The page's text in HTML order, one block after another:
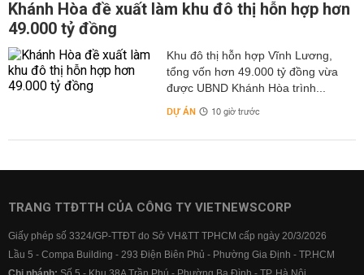
Khánh Hòa đề xuất làm khu đô thị hỗn hợp hơn
49.000 tỷ đồng
Khu đô thị hỗn hợp Vĩnh Lương,
tổng vốn hơn 49.000 tỷ đồng vừa
được UBND Khánh Hòa trình...
DỰ ÁN 10 giờ trước
TRANG TTĐTTH CỦA CÔNG TY VIETNEWSCORP
Giấy phép số 3324/GP-TTĐT do Sở VH&TT TPHCM cấp ngày 20/3/2026
Lầu 5 - Compa Building - 293 Điện Biên Phủ - Phường Gia Định - TP.HCM